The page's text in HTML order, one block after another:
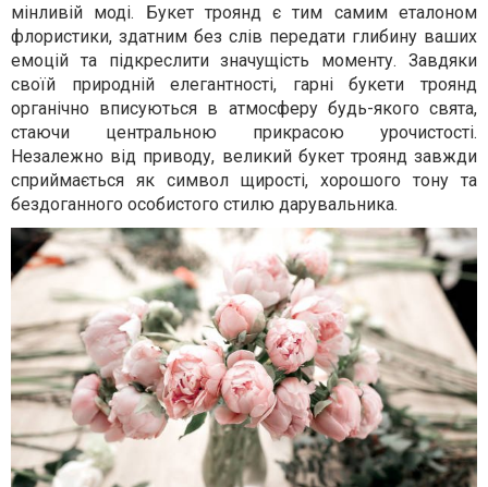
мінливій моді. Букет троянд є тим самим еталоном
флористики, здатним без слів передати глибину ваших
емоцій та підкреслити значущість моменту. Завдяки
своїй природній елегантності, гарні букети троянд
органічно вписуються в атмосферу будь-якого свята,
стаючи центральною прикрасою урочистості.
Незалежно від приводу, великий букет троянд завжди
сприймається як символ щирості, хорошого тону та
бездоганного особистого стилю дарувальника.